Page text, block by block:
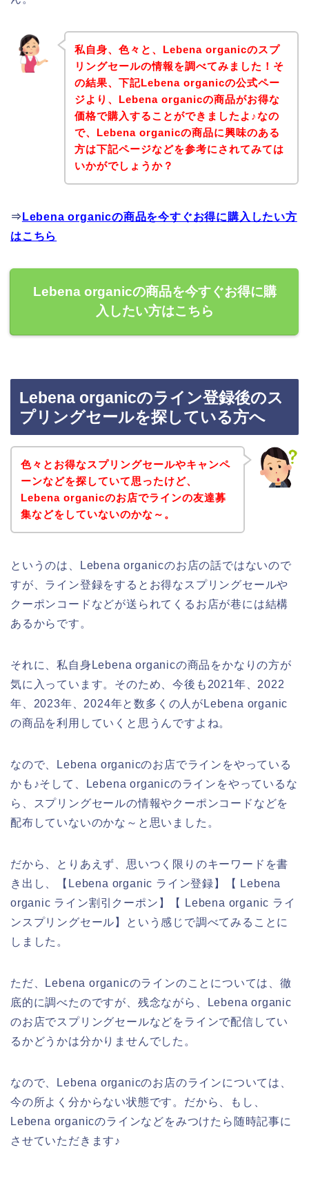
私自身、色々と、Lebena organicのスプ
リングセールの情報を調べてみました！そ
の結果、下記Lebena organicの公式ペー
ジより、Lebena organicの商品がお得な
価格で購入することができましたよ♪なの
で、Lebena organicの商品に興味のある
方は下記ページなどを参考にされてみては
いかがでしょうか？
⇒ Lebena organicの商品を今すぐお得に購入したい方
はこちら
Lebena organicの商品を今すぐお得に購
入したい方はこちら
Lebena organicのライン登録後のス
プリングセールを探している方へ
色々とお得なスプリングセールやキャンペ
ーンなどを探していて思ったけど、
Lebena organicのお店でラインの友達募
集などをしていないのかな～。
というのは、Lebena organicのお店の話ではないので
すが、ライン登録をするとお得なスプリングセールや
クーポンコードなどが送られてくるお店が巷には結構
あるからです。
それに、私自身Lebena organicの商品をかなりの方が
気に入っています。そのため、今後も2021年、2022
年、2023年、2024年と数多くの人がLebena organic
の商品を利用していくと思うんですよね。
なので、Lebena organicのお店でラインをやっている
かも♪そして、Lebena organicのラインをやっているな
ら、スプリングセールの情報やクーポンコードなどを
配布していないのかな～と思いました。
だから、とりあえず、思いつく限りのキーワードを書
き出し、【Lebena organic ライン登録】【 Lebena
organic ライン割引クーポン】【 Lebena organic ライ
ンスプリングセール】という感じで調べてみることに
しました。
ただ、Lebena organicのラインのことについては、徹
底的に調べたのですが、残念ながら、Lebena organic
のお店でスプリングセールなどをラインで配信してい
るかどうかは分かりませんでした。
なので、Lebena organicのお店のラインについては、
今の所よく分からない状態です。だから、もし、
Lebena organicのラインなどをみつけたら随時記事に
させていただきます♪